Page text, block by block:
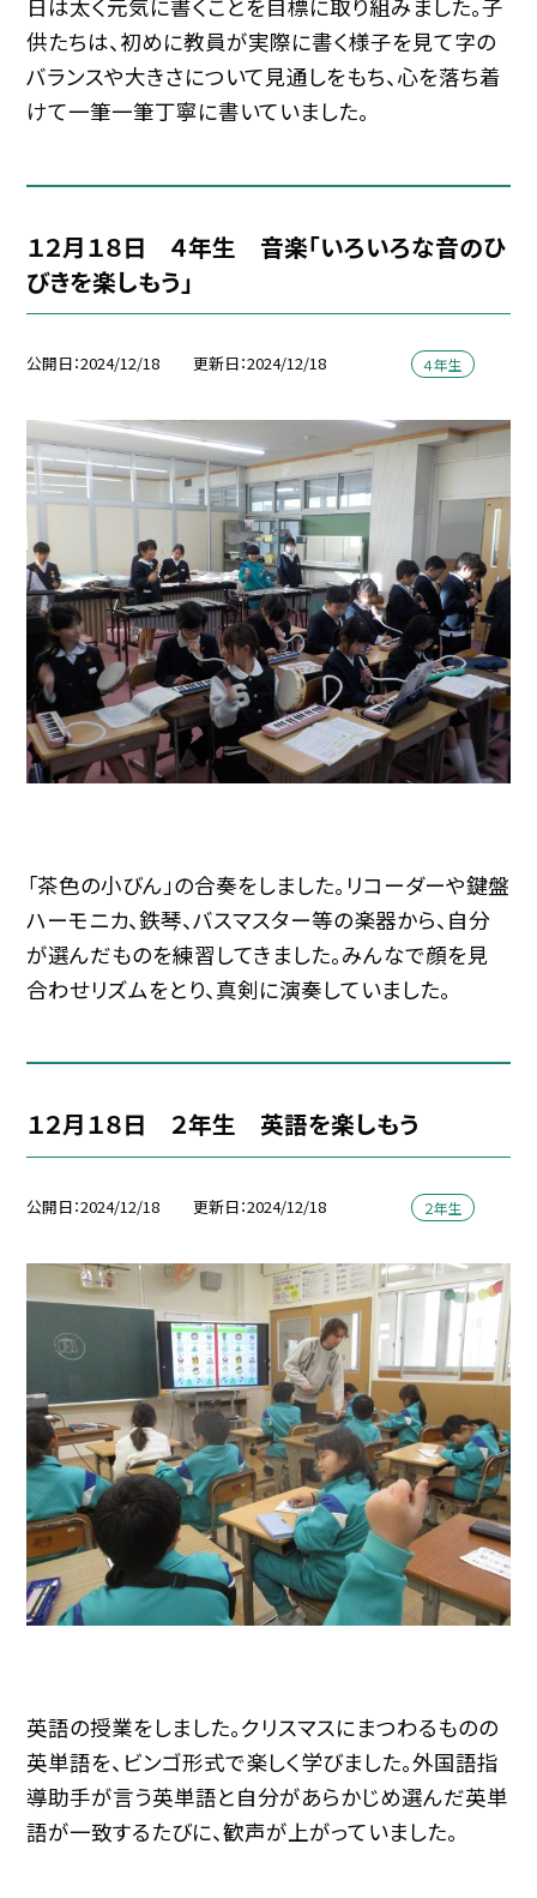
日は太く元気に書くことを目標に取り組みました。子
供たちは、初めに教員が実際に書く様子を見て字の
バランスや大きさについて見通しをもち、心を落ち着
けて一筆一筆丁寧に書いていました。
１２月１８日 ４年生 音楽「いろいろな音のひ
びきを楽しもう」
公開日 2024/12/18 更新日 2024/12/18 ４年生
「茶色の小びん」の合奏をしました。リコーダーや鍵盤
ハーモニカ、鉄琴、バスマスター等の楽器から、自分
が選んだものを練習してきました。みんなで顔を見
合わせリズムをとり、真剣に演奏していました。
１２月１８日 ２年生 英語を楽しもう
公開日 2024/12/18 更新日 2024/12/18 ２年生
英語の授業をしました。クリスマスにまつわるものの
英単語を、ビンゴ形式で楽しく学びました。外国語指
導助手が言う英単語と自分があらかじめ選んだ英単
語が一致するたびに、歓声が上がっていました。